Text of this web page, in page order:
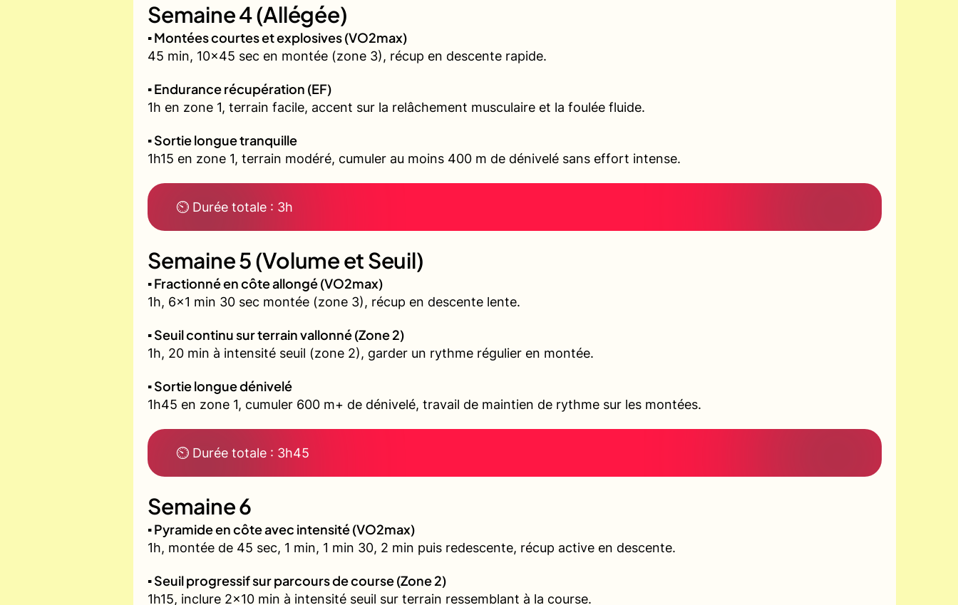
Semaine 4 (Allégée)
▪️ Montées courtes et explosives (VO2max)
45 min, 10x45 sec en montée (zone 3), récup en descente rapide.
▪️ Endurance récupération (EF)
1h en zone 1, terrain facile, accent sur la relâchement musculaire et la foulée fluide.
▪️ Sortie longue tranquille
1h15 en zone 1, terrain modéré, cumuler au moins 400 m de dénivelé sans effort intense.
⏲ Durée totale : 3h
Semaine 5 (Volume et Seuil)
▪️ Fractionné en côte allongé (VO2max)
1h, 6x1 min 30 sec montée (zone 3), récup en descente lente.
▪️ Seuil continu sur terrain vallonné (Zone 2)
1h, 20 min à intensité seuil (zone 2), garder un rythme régulier en montée.
▪️ Sortie longue dénivelé
1h45 en zone 1, cumuler 600 m+ de dénivelé, travail de maintien de rythme sur les montées.
⏲ Durée totale : 3h45
Semaine 6
▪️ Pyramide en côte avec intensité (VO2max)
1h, montée de 45 sec, 1 min, 1 min 30, 2 min puis redescente, récup active en descente.
▪️ Seuil progressif sur parcours de course (Zone 2)
1h15, inclure 2x10 min à intensité seuil sur terrain ressemblant à la course.